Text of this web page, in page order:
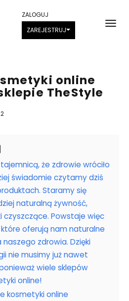
ZALOGUJ
ZAREJESTRUJ
online
TheStyle
że zdrowie wróciło
świadomie czytamy dziś
Staramy się
naturalną żywność,
czyszczące. Powstaje więc
oferują nam naturalne
zdrowia. Dzięki
nie musimy już nawet
wiele sklepów
online!
kosmetyki online